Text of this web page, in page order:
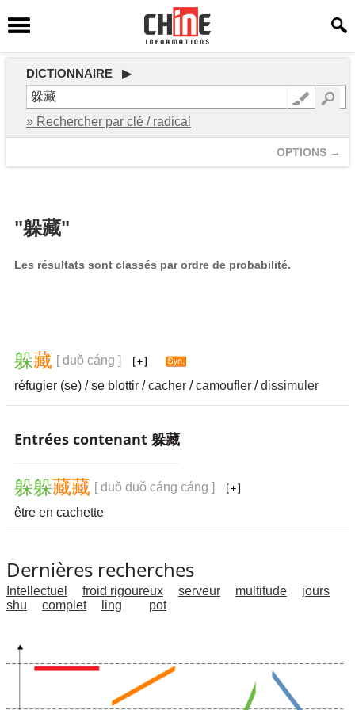
DICTIONNAIRE ▶
» Rechercher par clé / radical
OPTIONS →
"躲藏"
Les résultats sont classés par ordre de probabilité.
躲藏 [ duǒ cáng ]
réfugier (se) / se blottir /cacher /camoufler /dissimuler
Entrées contenant 躲藏
躲躲藏藏 [ duǒ duǒ cáng cáng ]
être en cachette
Dernières recherches
Intellectuel froid rigoureux serveur multitude
jours
shu
complet ling pot